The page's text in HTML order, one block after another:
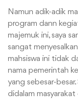
Namun adik-adik
program dann
majemuk ini, saya
sangat
mahsiswa ini tidak
nama pemerintah
yang sebesar-
didalam